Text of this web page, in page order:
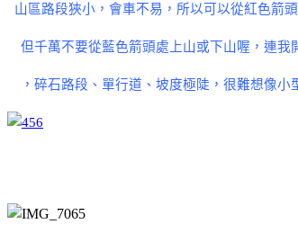
山區路段狹小，會車不易，所以可以從紅色箭
但千萬不要從藍色箭頭處上山或下山喔，連我
，碎石路段 、單行道、坡度極陡 ，很難想像小